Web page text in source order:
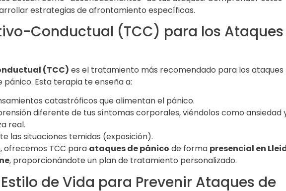
estrategias de afrontamiento específicas.
Conductual (TCC) para los Ataques
(TCC) es el tratamiento más recomendado para los ataques
Esta terapia te enseña a:
catastróficos que alimentan el pánico.
diferente de tus síntomas corporales, viéndolos como ansiedad
real.
las situaciones temidas (exposición).
ofrecemos TCC para ataques de pánico de forma presencial en
, proporcionándote un plan de tratamiento personalizado.
de Vida para Prevenir Ataques de